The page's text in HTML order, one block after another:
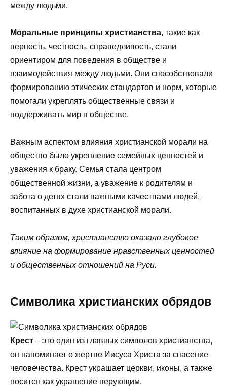
между людьми.
Моральные принципы христианства, такие как
верность, честность, справедливость, стали
ориентиром для поведения в обществе и
взаимодействия между людьми. Они способствовали
формированию этических стандартов и норм, которые
помогали укреплять общественные связи и
поддерживать мир в обществе.
Важным аспектом влияния христианской морали на
общество было укрепление семейных ценностей и
уважения к браку. Семья стала центром
общественной жизни, а уважение к родителям и
забота о детях стали важными качествами людей,
воспитанных в духе христианской морали.
Таким образом, христианство оказало глубокое
влияние на формирование нравственных ценностей
и общественных отношений на Руси.
Символика христианских обрядов
Крест – это один из главных символов христианства,
он напоминает о жертве Иисуса Христа за спасение
человечества. Крест украшает церкви, иконы, а также
носится как украшение верующим.